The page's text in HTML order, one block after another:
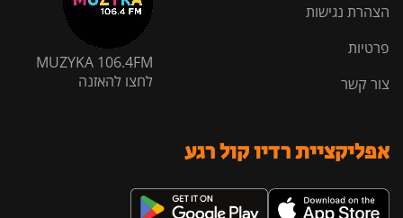
הצהרת נגישות
פרטיות
צור קשר
MUZYKA 106.4FM
לחצו להאזנה
אפליקציית רדיו קול רגע